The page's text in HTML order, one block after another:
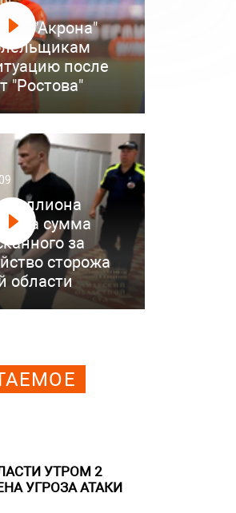
из "Акрона"
после
"Ростова"
сумма
за
сторожа
области
УТРОМ 2
УГРОЗА АТАКИ